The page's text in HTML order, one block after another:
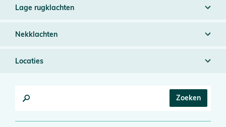
Lage rugklachten
Nekklachten
Locaties